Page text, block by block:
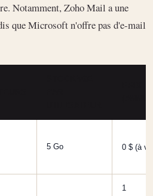
Notamment, Zoho Mail a une
que Microsoft n'offre pas d'e-mail
5 Go 0 $ (à
1